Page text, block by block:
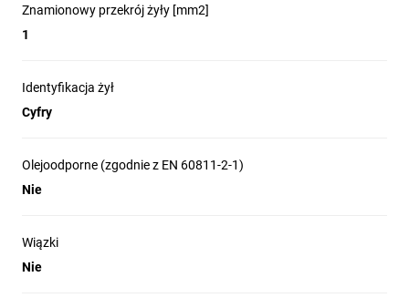
Znamionowy przekrój żyły [mm2]
1
Identyfikacja żył
Cyfry
Olejoodporne (zgodnie z EN 60811-2-1)
Nie
Wiązki
Nie